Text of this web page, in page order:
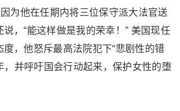
为他在任期内将三位保守派大法官送
说，“能这样做是我的荣幸！” 美国现任
度，他怒斥最高法院犯下“悲剧性的错
，并呼吁国会行动起来，保护女性的堕